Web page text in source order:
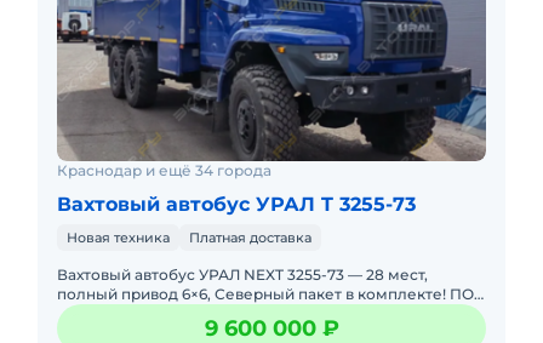
Краснодар и ещё 34 города
Вахтовый автобус УРАЛ T 3255-73
Новая техника Платная доставка
Вахтовый автобус УРАЛ NEXT 3255-73 — 28 мест,
полный привод 6×6, Северный пакет в комплекте! ПОД
ЗАКАЗ. НОВЫЙ. Можно в ЛИЗИНГ. Цена С
НДС.Основные
9 600 000 ₽